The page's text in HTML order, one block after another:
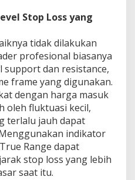
Stop Loss yang
tidak dilakukan
profesional biasanya
support dan resistance,
frame yang digunakan.
dengan harga masuk
oleh fluktuasi kecil,
terlalu jauh dapat
indikator
Range dapat
stop loss yang lebih
saat itu.